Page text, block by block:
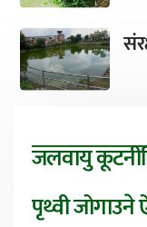
जलवायु
पृथ्वी जोगाउने